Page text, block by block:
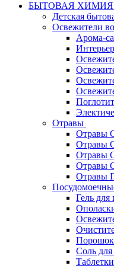
БЫТОВАЯ ХИМИЯ
Детская
Освежители
Арома-
Отравы
Отравы
Отравы
Отравы
Отравы
Отравы
Гель для
Соль